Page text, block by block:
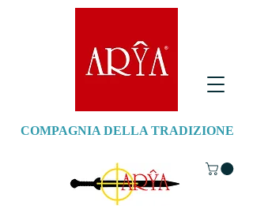
COMPAGNIA DELLA TRADIZIONE